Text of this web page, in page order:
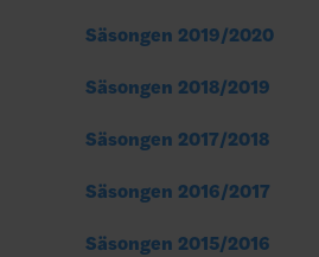
Säsongen 2019/2020
Säsongen 2018/2019
Säsongen 2017/2018
Säsongen 2016/2017
Säsongen 2015/2016